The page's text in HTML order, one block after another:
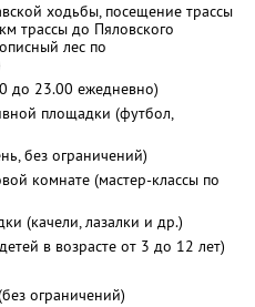
ходьбы, посещение трассы
трассы до Пяловского
лес по
до 23.00 ежедневно)
площадки (футбол,
без ограничений)
комнате (мастер-классы по
(качели, лазалки и др.)
в возрасте от 3 до 12 лет)
ограничений)